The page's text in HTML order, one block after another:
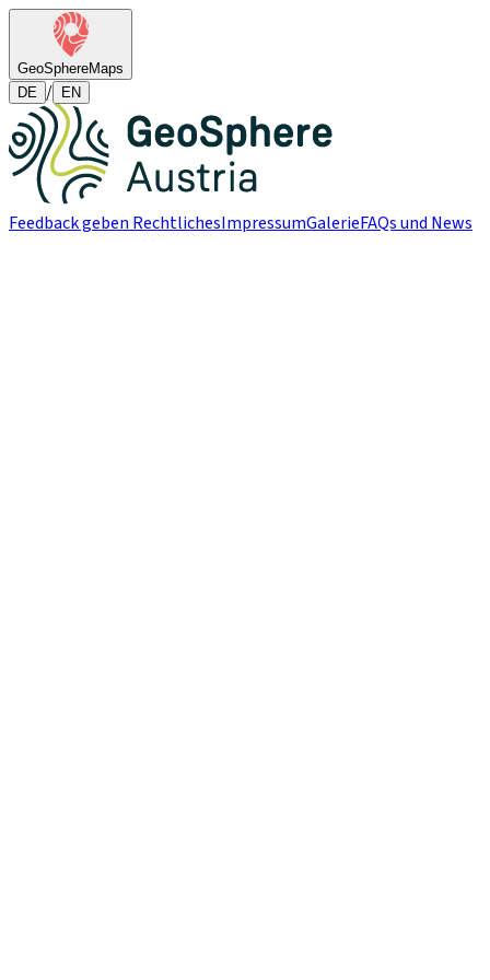
GeoSphereMaps
DE / EN
Feedback geben RechtlichesImpressumGalerieFAQs und News